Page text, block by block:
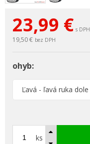
23,99 € s DPH
19,50 € bez DPH
ohyb:
Ľavá - ľavá ruka dole
ks